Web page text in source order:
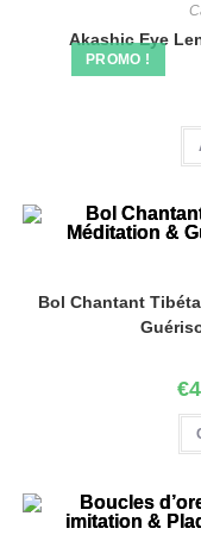
PROMO !
Akashic Eye
Bol Chantant
€